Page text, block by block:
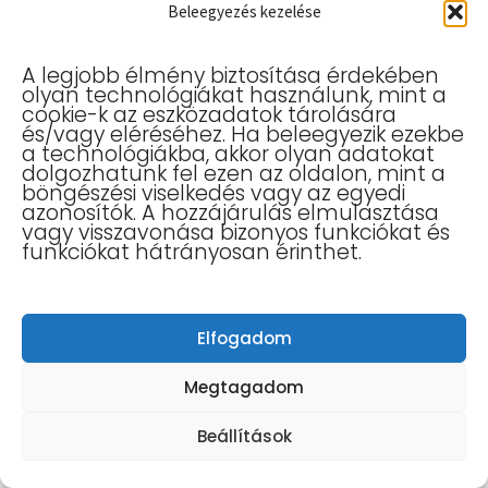
Beleegyezés kezelése
A legjobb élmény biztosítása érdekében
olyan technológiákat használunk, mint a
cookie-k az eszközadatok tárolására
és/vagy eléréséhez. Ha beleegyezik ezekbe
a technológiákba, akkor olyan adatokat
dolgozhatunk fel ezen az oldalon, mint a
böngészési viselkedés vagy az egyedi
azonosítók. A hozzájárulás elmulasztása
vagy visszavonása bizonyos funkciókat és
funkciókat hátrányosan érinthet.
Elfogadom
Megtagadom
Beállítások
Szájmaszk – fekete – Tarts 1,5 m
Ár1 990Ft
5.5 €
OPCIÓK VÁLASZTÁSA
Ennek
a
van.